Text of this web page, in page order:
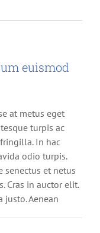
euismod
at metus eget
turpis ac
In hac
odio turpis.
et netus
Cras in auctor elit.
justo. Aenean